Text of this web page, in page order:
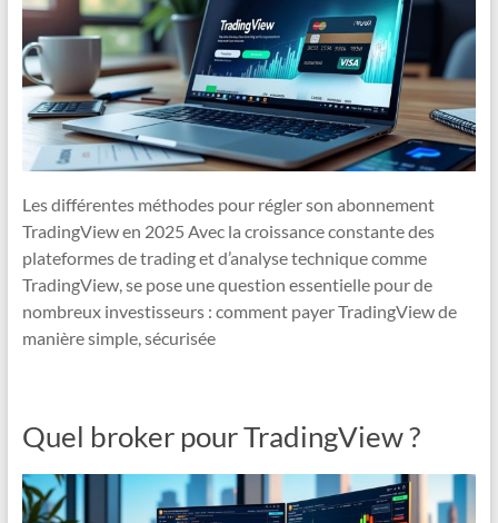
Les différentes méthodes pour régler son abonnement
TradingView en 2025 Avec la croissance constante des
plateformes de trading et d’analyse technique comme
TradingView, se pose une question essentielle pour de
nombreux investisseurs : comment payer TradingView de
manière simple, sécurisée
Quel broker pour TradingView ?